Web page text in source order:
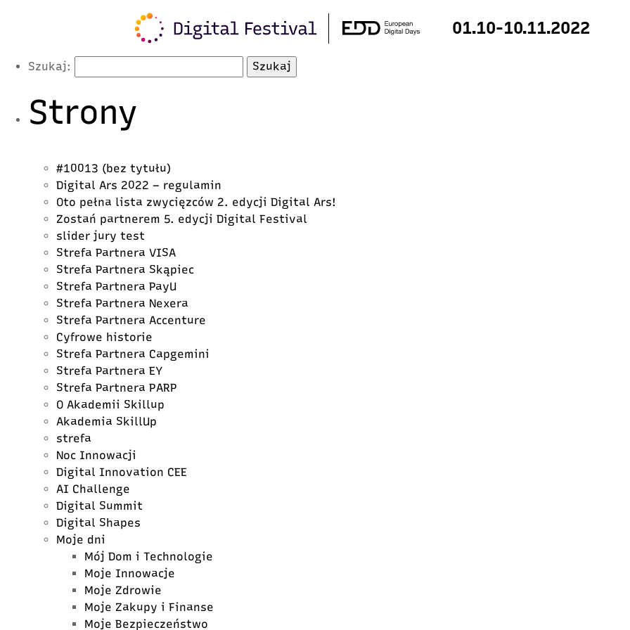
01.10-10.11.2022
Latest Posts
Szukaj:
Strony
#10013 (bez tytułu)
Digital Ars 2022 – regulamin
Oto pełna lista zwycięzców 2. edycji Digital Ars!
Zostań partnerem 5. edycji Digital Festival
slider jury test
Strefa Partnera VISA
Strefa Partnera Skąpiec
Strefa Partnera PayU
Strefa Partnera Nexera
Strefa Partnera Accenture
Cyfrowe historie
Strefa Partnera Capgemini
Strefa Partnera EY
Strefa Partnera PARP
O Akademii Skillup
Akademia SkillUp
strefa
Noc Innowacji
Digital Innovation CEE
AI Challenge
Digital Summit
Digital Shapes
Moje dni
Mój Dom i Technologie
Moje Innowacje
Moje Zdrowie
Moje Zakupy i Finanse
Moje Bezpieczeństwo